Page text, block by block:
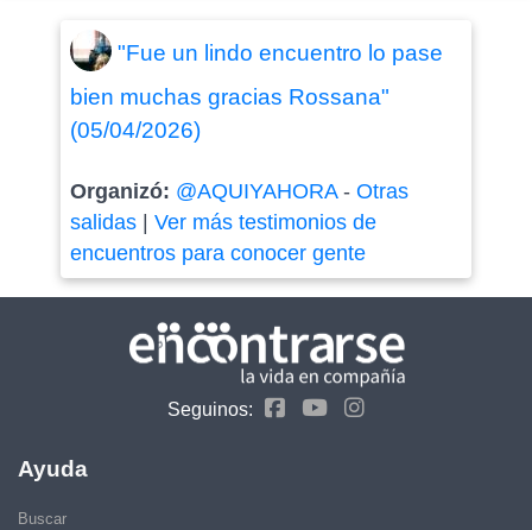
"Fue un lindo encuentro lo pase
bien muchas gracias Rossana"
(05/04/2026)
Organizó: @AQUIYAHORA- Otras
salidas| Ver más testimonios de
encuentros para conocer gente
Seguinos:
Ayuda
Buscar